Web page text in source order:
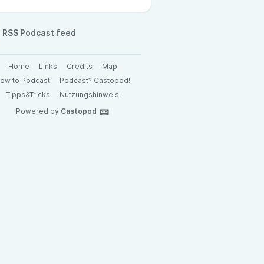
RSS Podcast feed
Home Links Credits
Map
to Podcast
Podcast? Castopod!
Tipps&Tricks
Nutzungshinweis
Powered by Castopod